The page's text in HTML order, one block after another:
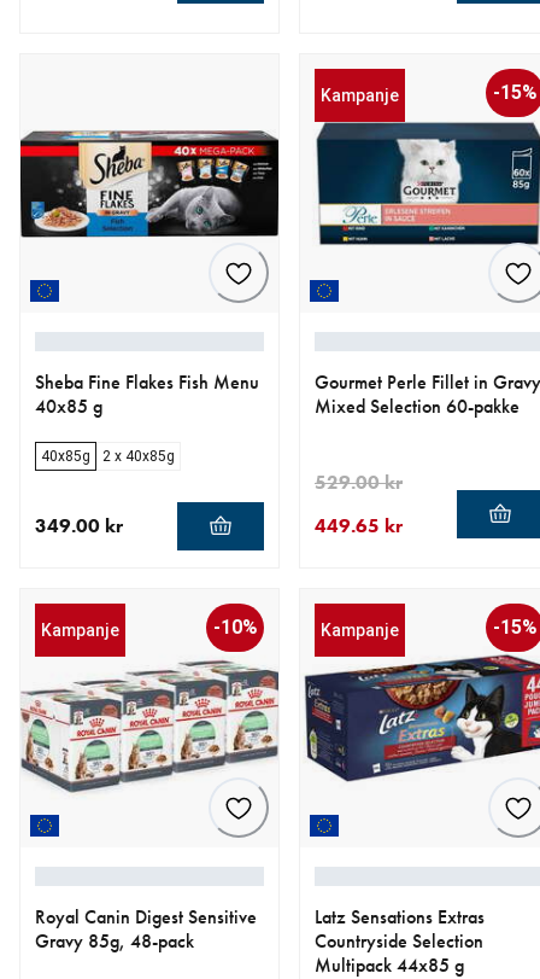
Sheba Fine Flakes Fish Menu
40x85 g
40x85g 2 x 40x85g
349.00 kr
Kampanje -15%
Gourmet Perle Fillet in Gravy
Mixed Selection 60-pakke
449.65 kr
529.00 kr
Kampanje -10%
Royal Canin Digest Sensitive
Gravy 85g, 48-pack
Kampanje -15%
Latz Sensations Extras
Countryside Selection
Multipack 44x85 g